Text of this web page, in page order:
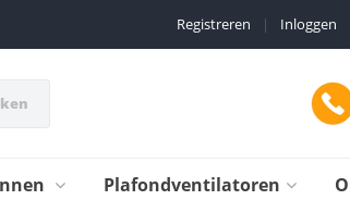
Inloggen
|
Registreren
Plafondventilatoren